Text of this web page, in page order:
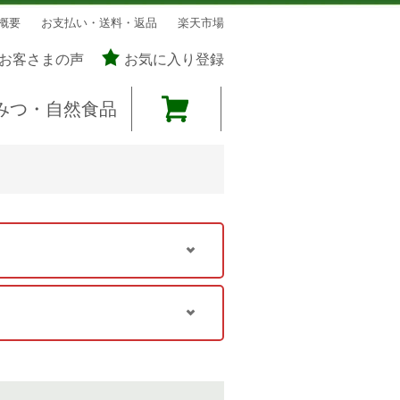
要 お支払い・送料・返品 楽天市場
客さまの声 お気に入り登録
つ・自然食品